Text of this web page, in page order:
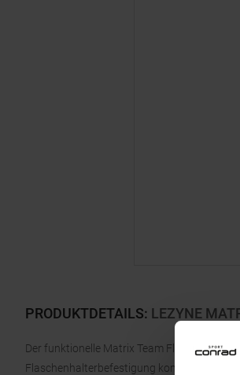
PRODUKTDETAILS: LEZYNE
Der funktionelle Matrix Team
Flaschenhalterbefestigung kompatibel.